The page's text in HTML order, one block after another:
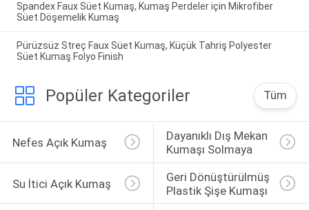
Spandex Faux Süet Kumaş, Kumaş Perdeler için Mikrofiber
Süet Döşemelik Kumaş
Pürüzsüz Streç Faux Süet Kumaş, Küçük Tahriş Polyester
Süet Kumaş Folyo Finish
Popüler Kategoriler Tüm
Nefes Açık Kumaş
Dayanıklı Dış Mekan
Kumaşı Solmaya
Su İtici Açık Kumaş
Geri Dönüştürülmüş
Plastik Şişe Kumaşı